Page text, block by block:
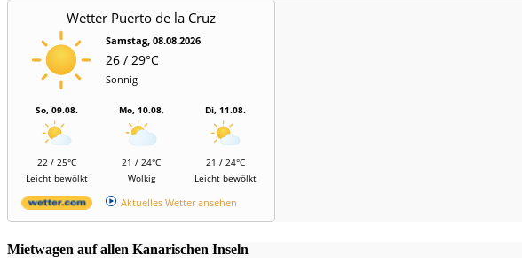
Wetter Puerto de la Cruz
Samstag, 08.08.2026
26 / 29°C
Sonnig
So, 09.08.
22 / 25°C
Leicht bewölkt
Mo, 10.08.
21 / 24°C
Wolkig
Di, 11.08.
21 / 24°C
Leicht bewölkt
Aktuelles Wetter ansehen
Mietwagen auf allen Kanarischen Inseln